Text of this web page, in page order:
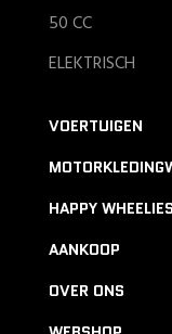
50 CC
ELEKTRISCH
VOERTUIGEN
HAPPY WHEELIES
AANKOOP
OVER ONS